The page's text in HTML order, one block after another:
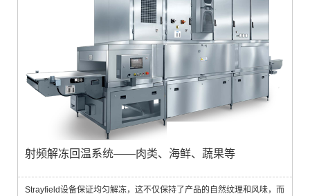
射频解冻回温系统——肉类、海鲜、蔬果等
Strayfield设备保证均匀解冻，这不仅保持了产品的自然纹理和风味，而